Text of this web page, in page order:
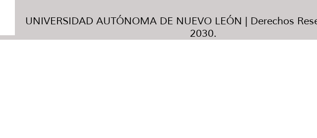
UNIVERSIDAD AUTÓNOMA DE NUEVO LEÓN | Derechos
2030.